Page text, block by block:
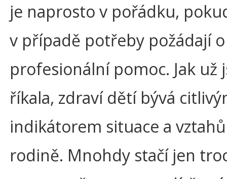
je naprosto v pořádku,
v případě potřeby požádají o
profesionální pomoc. Jak už
říkala, zdraví dětí bývá
indikátorem situace a
rodině. Mnohdy stačí jen